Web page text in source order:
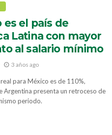
es el país de
Latina con mayor
al salario mínimo
3 años ago
para México es de 110%,
Argentina presenta un retroceso de
periodo.